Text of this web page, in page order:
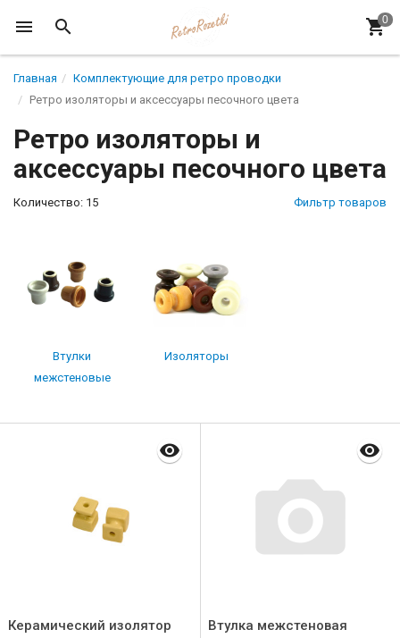
Главная
Комплектующие для ретро проводки
Ретро изоляторы и аксессуары песочного цвета
Ретро изоляторы и
аксессуары песочного цвета
Количество: 15 Фильтр товаров
Втулки
межстеновые
Изоляторы
Керамический изолятор
Втулка межстеновая